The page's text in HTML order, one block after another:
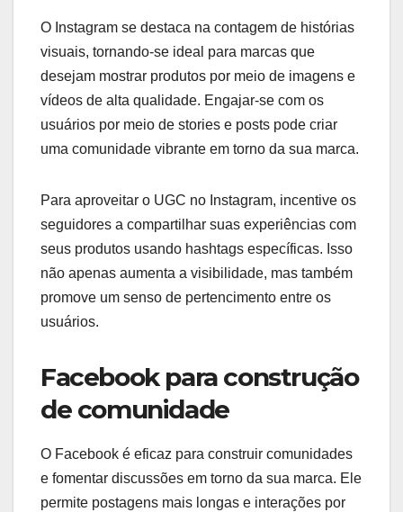
O Instagram se destaca na contagem de histórias
visuais, tornando-se ideal para marcas que
desejam mostrar produtos por meio de imagens e
vídeos de alta qualidade. Engajar-se com os
usuários por meio de stories e posts pode criar
uma comunidade vibrante em torno da sua marca.
Para aproveitar o UGC no Instagram, incentive os
seguidores a compartilhar suas experiências com
seus produtos usando hashtags específicas. Isso
não apenas aumenta a visibilidade, mas também
promove um senso de pertencimento entre os
usuários.
Facebook para construção
de comunidade
O Facebook é eficaz para construir comunidades
e fomentar discussões em torno da sua marca. Ele
permite postagens mais longas e interações por